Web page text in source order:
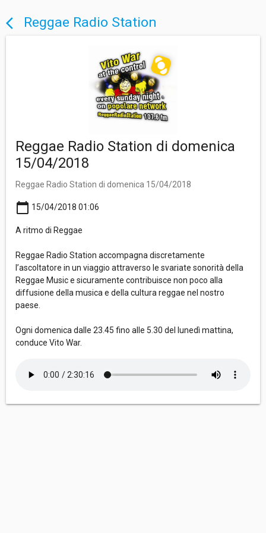
arrow_back_ios Reggae Radio Station
Reggae Radio Station di domenica
15/04/2018
Reggae Radio Station di domenica 15/04/2018
calendar_today 15/04/2018 01:06
A ritmo di Reggae
Reggae Radio Station accompagna discretamente
l’ascoltatore in un viaggio attraverso le svariate sonorità della
Reggae Music e sicuramente contribuisce non poco alla
diffusione della musica e della cultura reggae nel nostro
paese.
Ogni domenica dalle 23.45 fino alle 5.30 del lunedì mattina,
conduce Vito War.